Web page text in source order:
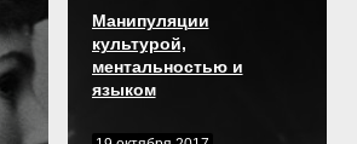
Манипуляции
культурой,
ментальностью и
языком